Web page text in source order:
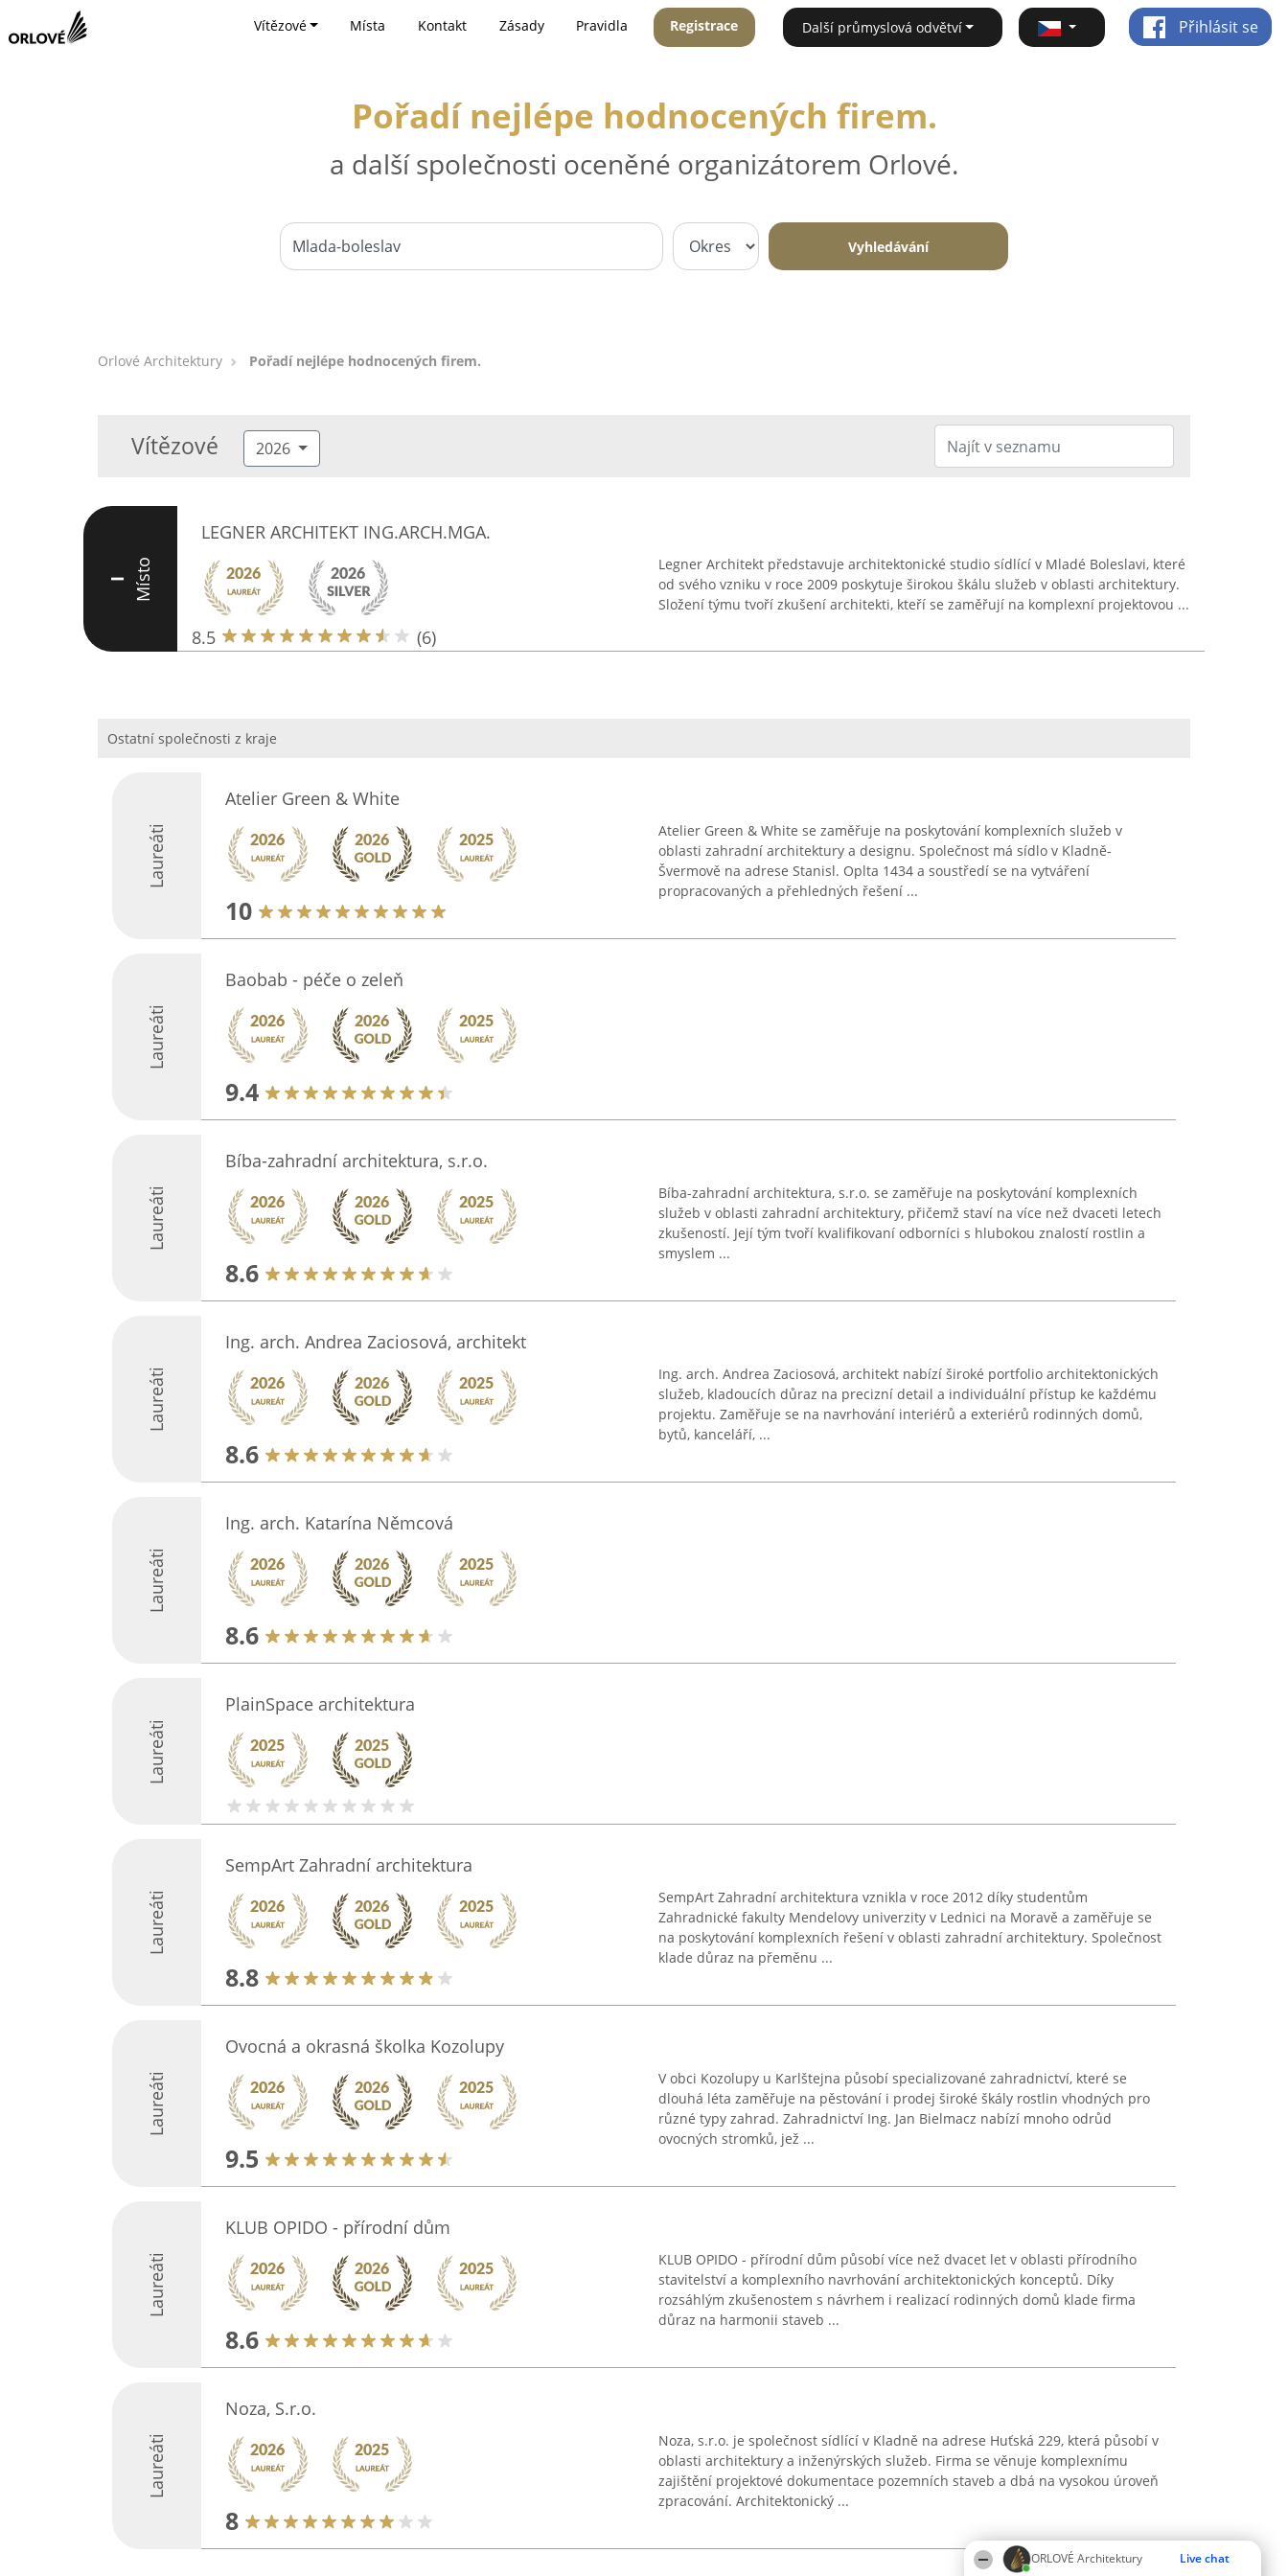
ORLOVÉ Architektury Live chat
Vítězové Místa Kontakt Zásady Pravidla Registrace Další průmyslová odvětví Přihlásit se
Pořadí nejlépe hodnocených firem.
a další společnosti oceněné organizátorem Orlové.
Vyhledávání
Orlové Architektury Pořadí nejlépe hodnocených firem.
Vítězové 2026
I Místo
LEGNER ARCHITEKT ING.ARCH.MGA.
8.5 (6)
Legner Architekt představuje architektonické studio sídlící v Mladé Boleslavi, které
od svého vzniku v roce 2009 poskytuje širokou škálu služeb v oblasti architektury.
Složení týmu tvoří zkušení architekti, kteří se zaměřují na komplexní projektovou ...
Ostatní společnosti z kraje
Laureáti
Atelier Green & White
10
Atelier Green & White se zaměřuje na poskytování komplexních služeb v
oblasti zahradní architektury a designu. Společnost má sídlo v Kladně-
Švermově na adrese Stanisl. Oplta 1434 a soustředí se na vytváření
propracovaných a přehledných řešení ...
Laureáti
Baobab - péče o zeleň
9.4
Laureáti
Bíba-zahradní architektura, s.r.o.
8.6
Bíba-zahradní architektura, s.r.o. se zaměřuje na poskytování komplexních
služeb v oblasti zahradní architektury, přičemž staví na více než dvaceti letech
zkušeností. Její tým tvoří kvalifikovaní odborníci s hlubokou znalostí rostlin a
smyslem ...
Laureáti
Ing. arch. Andrea Zaciosová, architekt
8.6
Ing. arch. Andrea Zaciosová, architekt nabízí široké portfolio architektonických
služeb, kladoucích důraz na precizní detail a individuální přístup ke každému
projektu. Zaměřuje se na navrhování interiérů a exteriérů rodinných domů,
bytů, kanceláří, ...
Laureáti
Ing. arch. Katarína Němcová
8.6
Laureáti
PlainSpace architektura
Laureáti
SempArt Zahradní architektura
8.8
SempArt Zahradní architektura vznikla v roce 2012 díky studentům
Zahradnické fakulty Mendelovy univerzity v Lednici na Moravě a zaměřuje se
na poskytování komplexních řešení v oblasti zahradní architektury. Společnost
klade důraz na přeměnu ...
Laureáti
Ovocná a okrasná školka Kozolupy
9.5
V obci Kozolupy u Karlštejna působí specializované zahradnictví, které se
dlouhá léta zaměřuje na pěstování i prodej široké škály rostlin vhodných pro
různé typy zahrad. Zahradnictví Ing. Jan Bielmacz nabízí mnoho odrůd
ovocných stromků, jež ...
Laureáti
KLUB OPIDO - přírodní dům
8.6
KLUB OPIDO - přírodní dům působí více než dvacet let v oblasti přírodního
stavitelství a komplexního navrhování architektonických konceptů. Díky
rozsáhlým zkušenostem s návrhem i realizací rodinných domů klade firma
důraz na harmonii staveb ...
Laureáti
Noza, S.r.o.
8
Noza, s.r.o. je společnost sídlící v Kladně na adrese Huťská 229, která působí v
oblasti architektury a inženýrských služeb. Firma se věnuje komplexnímu
zajištění projektové dokumentace pozemních staveb a dbá na vysokou úroveň
zpracování. Architektonický ...